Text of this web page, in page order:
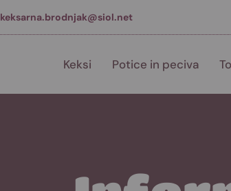
keksarna.brodnjak@siol.net
Keksi Potice in peciva